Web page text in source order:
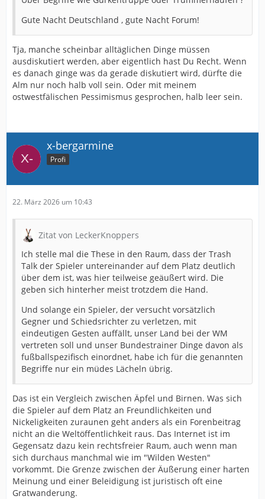
Gute Nacht Deutschland , gute Nacht Forum!
Tja, manche scheinbar alltäglichen Dinge müssen
ausdiskutiert werden, aber eigentlich hast Du Recht. Wenn
es danach ginge was da gerade diskutiert wird, dürfte die
Alm nur noch halb voll sein. Oder mit meinem
ostwestfälischen Pessimismus gesprochen, halb leer sein.
x-bergarmine
Profi
22. März 2026 um 10:43
Zitat von LeckerKnoppers
Ich stelle mal die These in den Raum, dass der Trash
Talk der Spieler untereinander auf dem Platz deutlich
über dem ist, was hier teilweise geäußert wird. Die
geben sich hinterher meist trotzdem die Hand.
Und solange ein Spieler, der versucht vorsätzlich
Gegner und Schiedsrichter zu verletzen, mit
eindeutigen Gesten auffällt, unser Land bei der WM
vertreten soll und unser Bundestrainer Dinge davon als
fußballspezifisch einordnet, habe ich für die genannten
Begriffe nur ein müdes Lächeln übrig.
Das ist ein Vergleich zwischen Äpfel und Birnen. Was sich
die Spieler auf dem Platz an Freundlichkeiten und
Nickeligkeiten zuraunen geht anders als ein Forenbeitrag
nicht an die Weltöffentlichkeit raus. Das Internet ist im
Gegensatz dazu kein rechtsfreier Raum, auch wenn man
sich durchaus manchmal wie im "Wilden Westen"
vorkommt. Die Grenze zwischen der Äußerung einer harten
Meinung und einer Beleidigung ist juristisch oft eine
Gratwanderung.